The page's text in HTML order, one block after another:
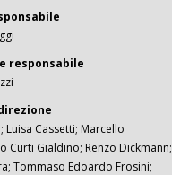
responsabile
Luisa Cassetti; Marcello
Curti Gialdino; Renzo Dickmann;
Tommaso Edoardo Frosini;